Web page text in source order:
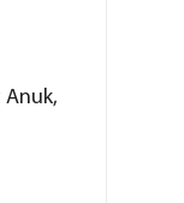
Anuk,